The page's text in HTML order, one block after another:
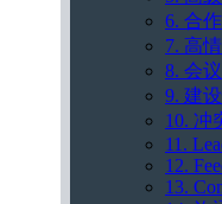
6. 合
7. 高
8. 会
9. 建
10. 冲
11.
12.
13.